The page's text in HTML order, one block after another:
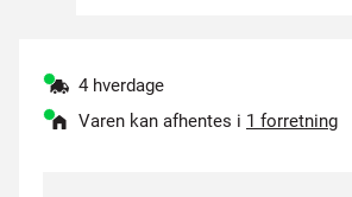
4 hverdage
Varen kan afhentes i 1 forretning